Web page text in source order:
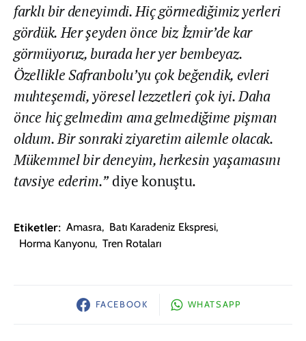
farklı bir deneyimdi. Hiç görmediğimiz yerleri
gördük. Her şeyden önce biz İzmir’de kar
görmüyoruz, burada her yer bembeyaz.
Özellikle Safranbolu’yu çok beğendik, evleri
muhteşemdi, yöresel lezzetleri çok iyi. Daha
önce hiç gelmedim ama gelmediğime pişman
oldum. Bir sonraki ziyaretim ailemle olacak.
Mükemmel bir deneyim, herkesin yaşamasını
tavsiye ederim.”diye konuştu.
Etiketler: Amasra, Batı Karadeniz Ekspresi,
Horma Kanyonu, Tren Rotaları
FACEBOOK WHATSAPP